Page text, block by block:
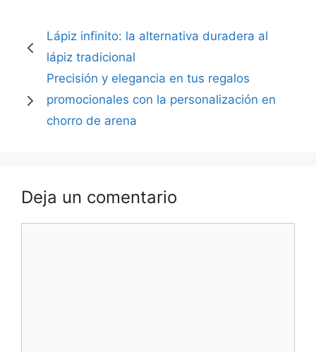
Lápiz infinito: la alternativa duradera al
lápiz tradicional
Precisión y elegancia en tus regalos
promocionales con la personalización en
chorro de arena
Deja un comentario